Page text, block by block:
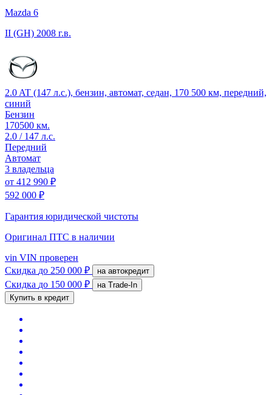
Mazda 6
II (GH) 2008 г.в.
2.0 AT (147 л.с.), бензин, автомат, седан, 170 500 км, передний,
синий
Бензин
170500 км.
2.0 / 147 л.с.
Передний
Автомат
3 владельца
от 412 990 ₽
592 000 ₽
Гарантия юридической чистоты
Оригинал ПТС в наличии
vin VIN проверен
Скидка до 250 000 ₽ на автокредит
Скидка до 150 000 ₽
на Trade-In
Купить в кредит